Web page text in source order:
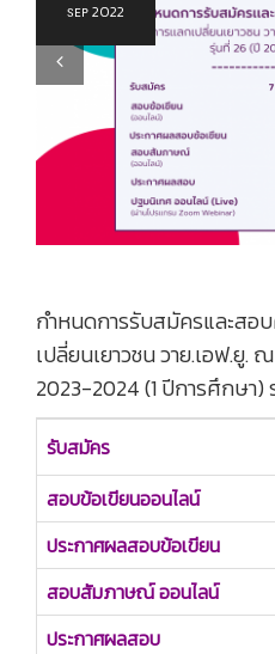
SEP 2022
กำหนดการรับสมัครและสอ
เปลี่ยนเยาวชน วาย.เอฟ.ยู.
2023-2024 (1 ปีการศึกษา)
รับสมัคร
สอบข้อเขียนออนไลน์
ประกาศผลสอบข้อเขียน
สอบสัมภาษณ์ ออนไลน์
ประกาศผลสอบ